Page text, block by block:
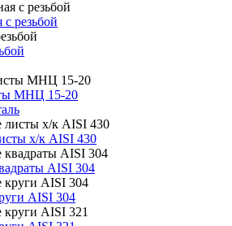
резьбой
МНЦ 15-20
х/к AISI 430
AISI 304
AISI 304